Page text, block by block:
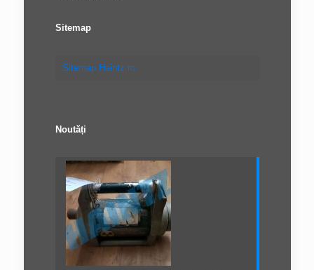
Sitemap
Sitemap Haintz.ro
Noutăți